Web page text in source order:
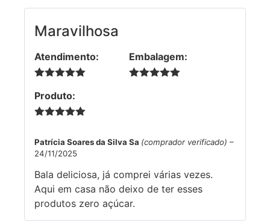
Maravilhosa
Atendimento: Embalagem:
Produto:
Patrícia Soares da Silva Sa (comprador verificado) –
24/11/2025
Bala deliciosa, já comprei várias vezes.
Aqui em casa não deixo de ter esses
produtos zero açúcar.